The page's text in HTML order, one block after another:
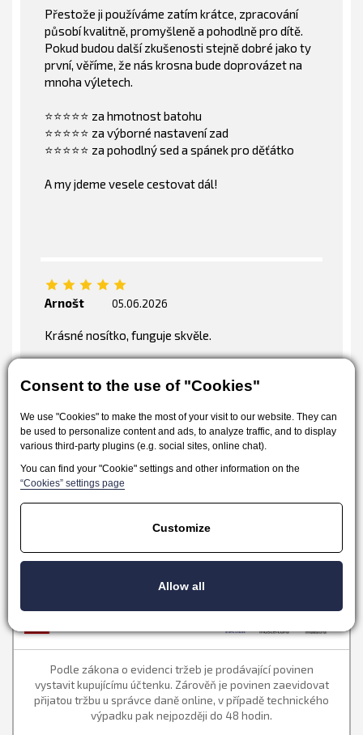
Consent to the use of "Cookies"
We use "Cookies" to make the most of your visit to our website. They can
be used to personalize content and ads, to analyze traffic, and to display
various third-party plugins (e.g. social sites, online chat).
You can find your "Cookie" settings and other information on the
“Cookies” settings page
Customize
Allow all
Přestože ji používáme zatím krátce, zpracování
působí kvalitně, promyšleně a pohodlně pro dítě.
Pokud budou další zkušenosti stejně dobré jako ty
první, věříme, že nás krosna bude doprovázet na
mnoha výletech.
⭐️⭐️⭐️⭐️⭐️ za hmotnost batohu
⭐️⭐️⭐️⭐️⭐️ za výborné nastavení zad
⭐️⭐️⭐️⭐️⭐️ za pohodlný sed a spánek pro děťátko
A my jdeme vesele cestovat dál!
Arnošt 05.06.2026
Krásné nosítko, funguje skvěle.
Obchodné podmienky
Odstúpenie od zmluvy
Podle zákona o evidenci tržeb je prodávající povinen
vystavit kupujícímu účtenku. Zárověň je povinen zaevidovat
přijatou tržbu u správce daně online, v případě technického
výpadku pak nejpozději do 48 hodin.